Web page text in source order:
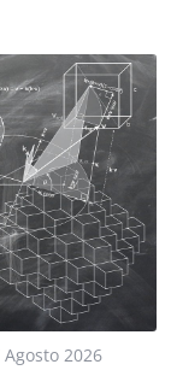
Agosto 2026